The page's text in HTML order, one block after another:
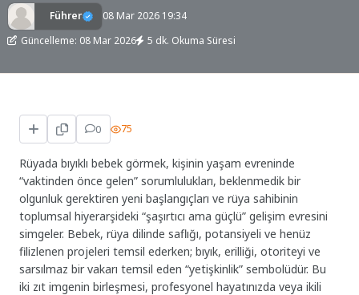
Führer
08 Mar 2026 19:34
Güncelleme: 08 Mar 2026
5 dk. Okuma Süresi
0 75
Rüyada bıyıklı bebek görmek, kişinin yaşam evreninde
“vaktinden önce gelen” sorumlulukları, beklenmedik bir
olgunluk gerektiren yeni başlangıçları ve rüya sahibinin
toplumsal hiyerarşideki “şaşırtıcı ama güçlü” gelişim evresini
simgeler. Bebek, rüya dilinde saflığı, potansiyeli ve henüz
filizlenen projeleri temsil ederken; bıyık, erilliği, otoriteyi ve
sarsılmaz bir vakarı temsil eden “yetişkinlik” sembolüdür. Bu
iki zıt imgenin birleşmesi, profesyonel hayatınızda veya ikili